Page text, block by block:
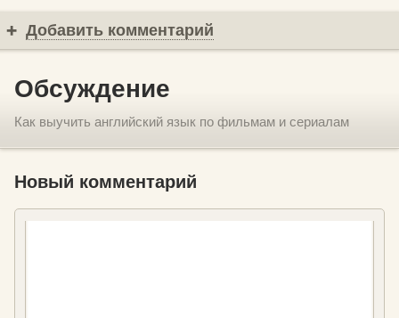
Добавить комментарий
Обсуждение
Как выучить английский язык по фильмам и сериалам
Новый комментарий